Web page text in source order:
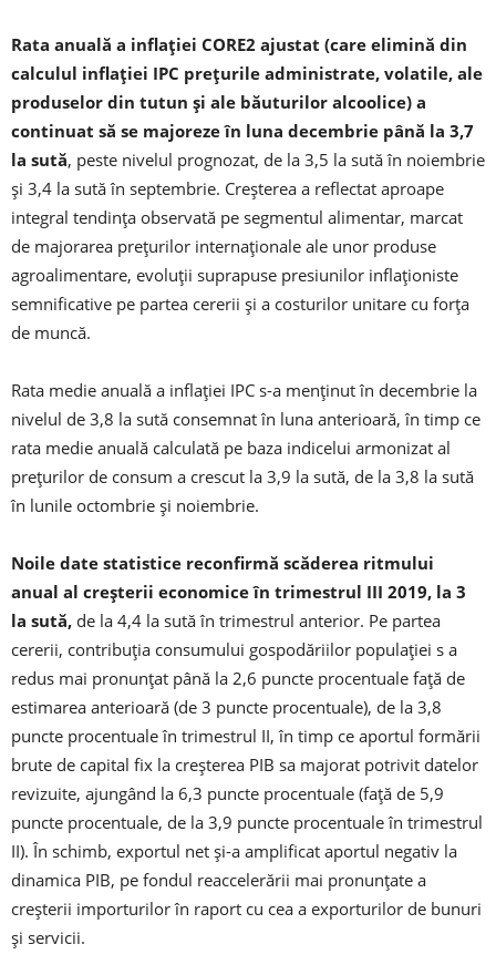
Rata anuală a inflaţiei CORE2 ajustat (care elimină din
calculul inflaţiei IPC preţurile administrate, volatile, ale
produselor din tutun şi ale băuturilor alcoolice) a
continuat să se majoreze în luna decembrie până la 3,7
la sută, peste nivelul prognozat, de la 3,5 la sută în noiembrie
şi 3,4 la sută în septembrie. Creşterea a reflectat aproape
integral tendinţa observată pe segmentul alimentar, marcat
de majorarea preţurilor internaţionale ale unor produse
agroalimentare, evoluţii suprapuse presiunilor inflaţioniste
semnificative pe partea cererii şi a costurilor unitare cu forţa
de muncă.
Rata medie anuală a inflaţiei IPC s-a menţinut în decembrie la
nivelul de 3,8 la sută consemnat în luna anterioară, în timp ce
rata medie anuală calculată pe baza indicelui armonizat al
preţurilor de consum a crescut la 3,9 la sută, de la 3,8 la sută
în lunile octombrie şi noiembrie.
Noile date statistice reconfirmă scăderea ritmului
anual al creşterii economice în trimestrul III 2019, la 3
la sută, de la 4,4 la sută în trimestrul anterior. Pe partea
cererii, contribuţia consumului gospodăriilor populaţiei s a
redus mai pronunţat până la 2,6 puncte procentuale faţă de
estimarea anterioară (de 3 puncte procentuale), de la 3,8
puncte procentuale în trimestrul II, în timp ce aportul formării
brute de capital fix la creşterea PIB sa majorat potrivit datelor
revizuite, ajungând la 6,3 puncte procentuale (faţă de 5,9
puncte procentuale, de la 3,9 puncte procentuale în trimestrul
II). În schimb, exportul net şi-a amplificat aportul negativ la
dinamica PIB, pe fondul reaccelerării mai pronunţate a
creşterii importurilor în raport cu cea a exporturilor de bunuri
şi servicii.